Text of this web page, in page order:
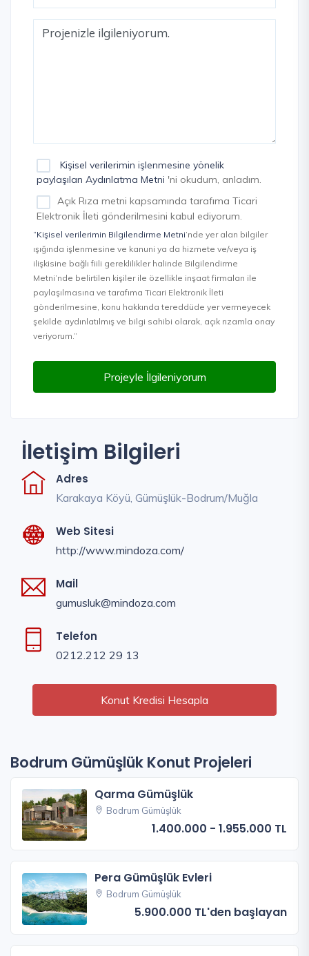
Kişisel verilerimin işlenmesine yönelik
paylaşılan Aydınlatma Metni 'ni okudum, anladım.
Açık Rıza metni kapsamında tarafıma Ticari
Elektronik İleti gönderilmesini kabul ediyorum.
“Kişisel verilerimin Bilgilendirme Metni’nde yer alan bilgiler
ışığında işlenmesine ve kanuni ya da hizmete ve/veya iş
ilişkisine bağlı fiili gereklilikler halinde Bilgilendirme
Metni’nde belirtilen kişiler ile özellikle inşaat firmaları ile
paylaşılmasına ve tarafıma Ticari Elektronik İleti
gönderilmesine, konu hakkında tereddüde yer vermeyecek
şekilde aydınlatılmış ve bilgi sahibi olarak, açık rızamla onay
veriyorum.”
Projeyle İlgileniyorum
İletişim Bilgileri
Adres
Karakaya Köyü, Gümüşlük-Bodrum/Muğla
Web Sitesi
http://www.mindoza.com/
Mail
gumusluk@mindoza.com
Telefon
0212.212 29 13
Konut Kredisi Hesapla
Bodrum Gümüşlük Konut Projeleri
Qarma Gümüşlük
Bodrum Gümüşlük
1.400.000 - 1.955.000 TL
Pera Gümüşlük Evleri
Bodrum Gümüşlük
5.900.000 TL'den başlayan